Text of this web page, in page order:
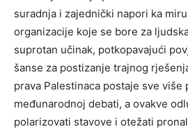
suradnja i zajednički napori ka
organizacije koje se bore za
suprotan učinak, potkopavajući
šanse za postizanje trajnog
prava Palestinaca postaje sve više
međunarodnoj debati, a ovakve
polarizovati stavove i otežati